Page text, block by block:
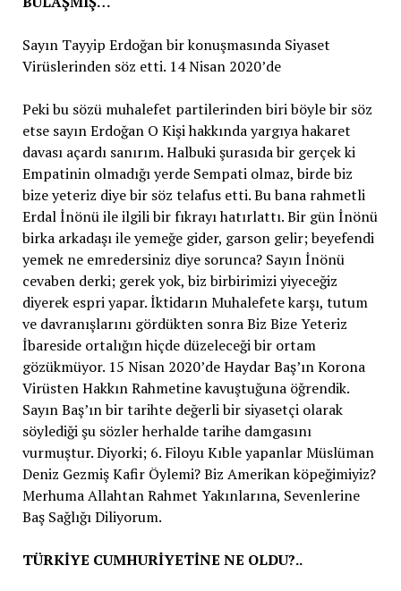
Sayın Tayyip Erdoğan bir konuşmasında Siyaset
Virüslerinden söz etti. 14 Nisan 2020’de
Peki bu sözü muhalefet partilerinden biri böyle bir söz
etse sayın Erdoğan O Kişi hakkında yargıya hakaret
davası açardı sanırım. Halbuki şurasıda bir gerçek ki
Empatinin olmadığı yerde Sempati olmaz, birde biz
bize yeteriz diye bir söz telafus etti. Bu bana rahmetli
Erdal İnönü ile ilgili bir fıkrayı hatırlattı. Bir gün İnönü
birka arkadaşı ile yemeğe gider, garson gelir; beyefendi
yemek ne emredersiniz diye sorunca? Sayın İnönü
cevaben derki; gerek yok, biz birbirimizi yiyeceğiz
diyerek espri yapar. İktidarın Muhalefete karşı, tutum
ve davranışlarını gördükten sonra Biz Bize Yeteriz
İbareside ortalığın hiçde düzeleceği bir ortam
gözükmüyor. 15 Nisan 2020’de Haydar Baş’ın Korona
Virüsten Hakkın Rahmetine kavuştuğuna öğrendik.
Sayın Baş’ın bir tarihte değerli bir siyasetçi olarak
söylediği şu sözler herhalde tarihe damgasını
vurmuştur. Diyorki; 6. Filoyu Kıble yapanlar Müslüman
Deniz Gezmiş Kafir Öylemi? Biz Amerikan köpeğimiyiz?
Merhuma Allahtan Rahmet Yakınlarına, Sevenlerine
Baş Sağlığı Diliyorum.
TÜRKİYE CUMHURİYETİNE NE OLDU?..